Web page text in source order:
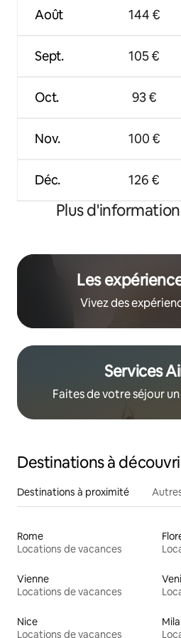
Août
Sept.
Oct.
Nov.
Déc.
144 €
105 €
93 €
100 €
126 €
Plus
Les
Vivez des
Services
Faites de votre séjour
Destinations à
Destinations à proximité
Rome
Locations de vacances
Vienne
Locations de vacances
Nice
Locations de vacances